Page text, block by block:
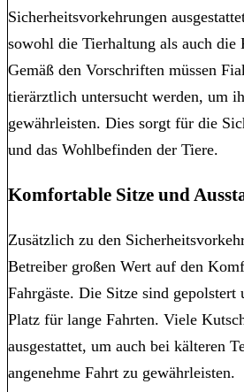
Sicherheitsvorkehrungen
sowohl die Tierhaltung als auch die
Gemäß den Vorschriften müssen
tierärztlich untersucht werden, um
gewährleisten. Dies sorgt für die
und das Wohlbefinden der Tiere.
Komfortable Sitze und
Zusätzlich zu den
Betreiber großen Wert auf den
Fahrgäste. Die Sitze sind gepolstert
Platz für lange Fahrten. Viele
ausgestattet, um auch bei kälteren
angenehme Fahrt zu gewährleisten.